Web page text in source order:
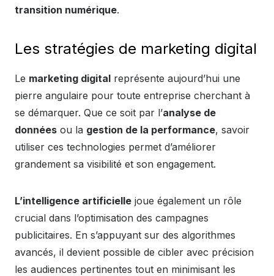
transition numérique.
Les stratégies de marketing digital
Le marketing digital représente aujourd’hui une
pierre angulaire pour toute entreprise cherchant à
se démarquer. Que ce soit par l’analyse de
données ou la gestion de la performance, savoir
utiliser ces technologies permet d’améliorer
grandement sa visibilité et son engagement.
L’intelligence artificielle joue également un rôle
crucial dans l’optimisation des campagnes
publicitaires. En s’appuyant sur des algorithmes
avancés, il devient possible de cibler avec précision
les audiences pertinentes tout en minimisant les